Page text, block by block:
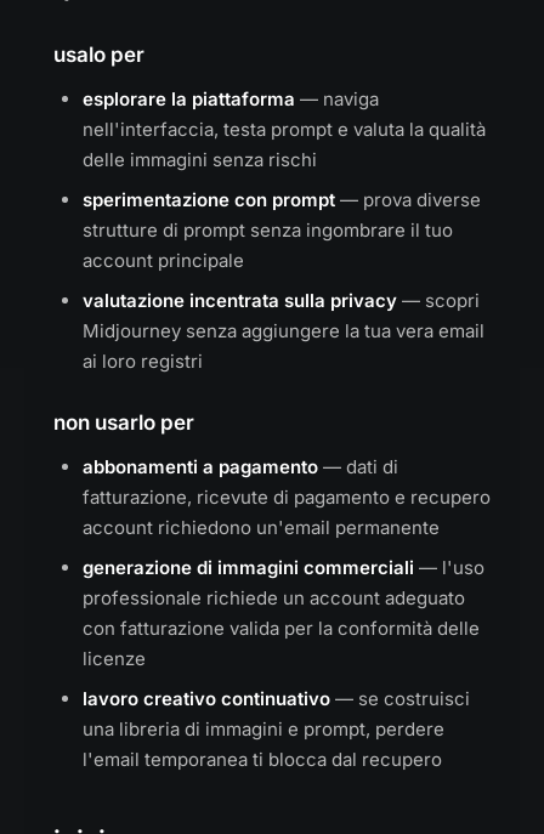
usalo per
esplorare la piattaforma — naviga
nell'interfaccia, testa prompt e valuta la qualità
delle immagini senza rischi
sperimentazione con prompt — prova diverse
strutture di prompt senza ingombrare il tuo
account principale
valutazione incentrata sulla privacy — scopri
Midjourney senza aggiungere la tua vera email
ai loro registri
non usarlo per
abbonamenti a pagamento — dati di
fatturazione, ricevute di pagamento e recupero
account richiedono un'email permanente
generazione di immagini commerciali — l'uso
professionale richiede un account adeguato
con fatturazione valida per la conformità delle
licenze
lavoro creativo continuativo — se costruisci
una libreria di immagini e prompt, perdere
l'email temporanea ti blocca dal recupero